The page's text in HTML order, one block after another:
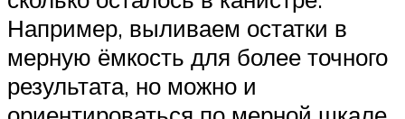
Например, выливаем остатки в
мерную ёмкость для более точного
результата, но можно и